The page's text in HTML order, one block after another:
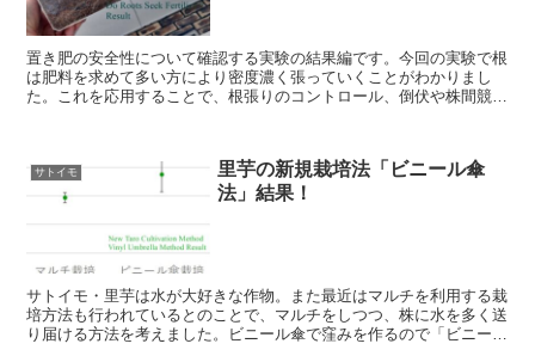
置き肥の安全性について確認する実験の結果編です。今回の実験で根
は肥料を求めて多い方により密度濃く張っていくことがわかりまし
た。これを応用することで、根張りのコントロール、倒伏や株間競合
サトイモ
里芋の新規栽培法「ビニール傘
法」結果！
サトイモ・里芋は水が大好きな作物。また最近はマルチを利用する栽
培方法も行われているとのことで、マルチをしつつ、株に水を多く送
り届ける方法を考えました。ビニール傘で窪みを作るので「ビニール